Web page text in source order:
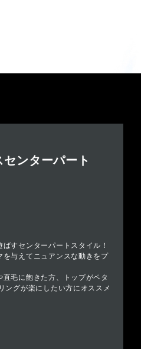
ンターパート
すセンターパートスタイル！
を与えてニュアンスな動きをプ
毛に飽きた方、トップがペタ
ングが楽にしたい方にオススメ